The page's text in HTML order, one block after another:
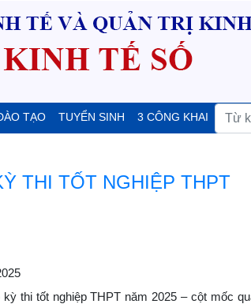
TẠO TUYỂN SINH 3 CÔNG KHAI
THI TỐT NGHIỆP THPT
thi tốt nghiệp THPT năm 2025 – cột mốc